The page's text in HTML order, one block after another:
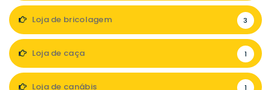
Loja de bricolagem 3
Loja de caça 1
Loja de canábis 1